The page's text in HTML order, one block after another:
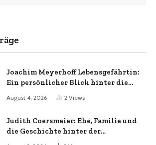
Joachim Meyerhoff Lebensgefährtin:
Ein persönlicher Blick hinter die
August 4, 2026 2 Views
Judith Coersmeier: Ehe, Familie und
die Geschichte hinter der
Öffentlichkeit